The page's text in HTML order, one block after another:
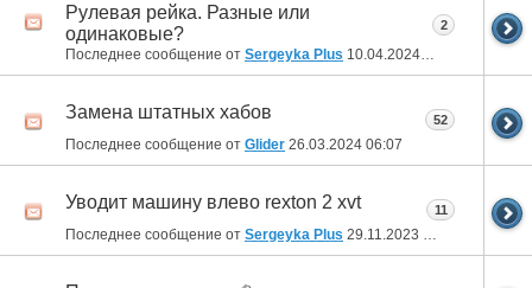
Рулевая рейка. Разные или
одинаковые?
Последнее сообщение от Sergeyka Plus 10.04.2024
2
Замена штатных хабов
Последнее сообщение от Glider 26.03.2024 06:07
52
Уводит машину влево rexton 2 xvt
Последнее сообщение от Sergeyka Plus 29.11.2023
11